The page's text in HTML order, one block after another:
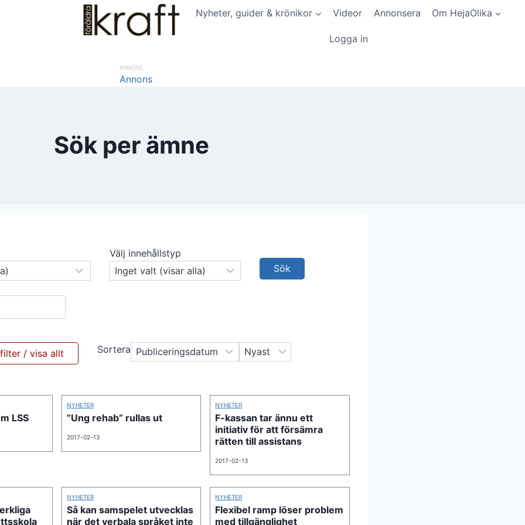
Nyheter, guider & krönikor Videor Annonsera Om HejaOlika
Logga in
ANNONS
Sök per ämne
Välj innehållstyp
Sortera
LSS
NYHETER
”Ung rehab” rullas ut
2017-02-13
NYHETER
F-kassan tar ännu ett
initiativ för att försämra
rätten till assistans
2017-02-13
NYHETER
Så kan samspelet utvecklas
när det verbala språket inte
NYHETER
Flexibel ramp löser problem
med tillgänglighet